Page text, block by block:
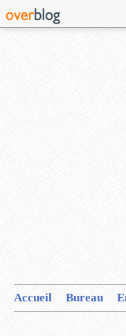
Accueil Bureau